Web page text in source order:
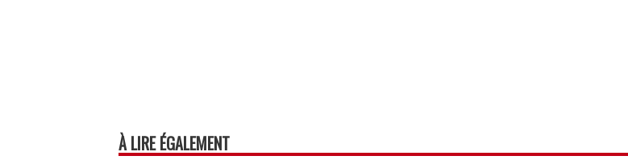
À LIRE ÉGALEMENT